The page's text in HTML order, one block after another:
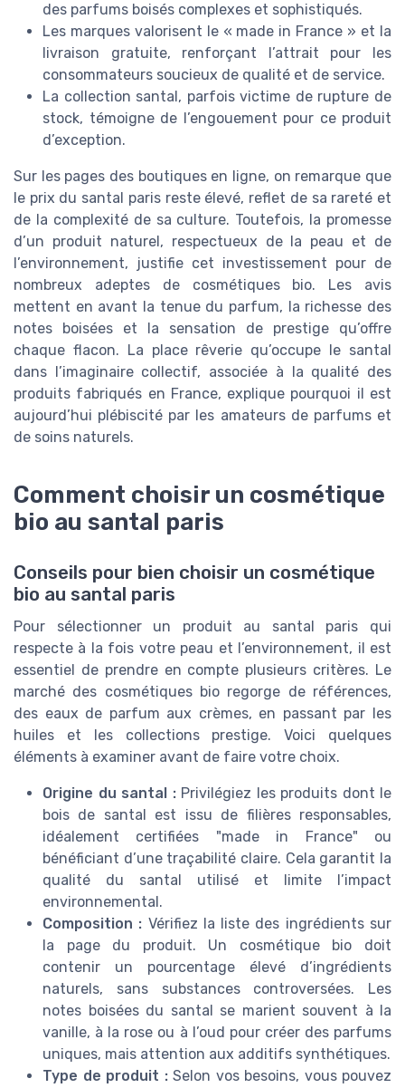
des parfums boisés complexes et sophistiqués.
Les marques valorisent le « made in France » et la
livraison gratuite, renforçant l’attrait pour les
consommateurs soucieux de qualité et de service.
La collection santal, parfois victime de rupture de
stock, témoigne de l’engouement pour ce produit
d’exception.
Sur les pages des boutiques en ligne, on remarque que
le prix du santal paris reste élevé, reflet de sa rareté et
de la complexité de sa culture. Toutefois, la promesse
d’un produit naturel, respectueux de la peau et de
l’environnement, justifie cet investissement pour de
nombreux adeptes de cosmétiques bio. Les avis
mettent en avant la tenue du parfum, la richesse des
notes boisées et la sensation de prestige qu’offre
chaque flacon. La place rêverie qu’occupe le santal
dans l’imaginaire collectif, associée à la qualité des
produits fabriqués en France, explique pourquoi il est
aujourd’hui plébiscité par les amateurs de parfums et
de soins naturels.
Comment choisir un cosmétique
bio au santal paris
Conseils pour bien choisir un cosmétique
bio au santal paris
Pour sélectionner un produit au santal paris qui
respecte à la fois votre peau et l’environnement, il est
essentiel de prendre en compte plusieurs critères. Le
marché des cosmétiques bio regorge de références,
des eaux de parfum aux crèmes, en passant par les
huiles et les collections prestige. Voici quelques
éléments à examiner avant de faire votre choix.
Origine du santal :Privilégiez les produits dont le
bois de santal est issu de filières responsables,
idéalement certifiées "made in France" ou
bénéficiant d’une traçabilité claire. Cela garantit la
qualité du santal utilisé et limite l’impact
environnemental.
Composition : Vérifiez la liste des ingrédients sur
la page du produit. Un cosmétique bio doit
contenir un pourcentage élevé d’ingrédients
naturels, sans substances controversées. Les
notes boisées du santal se marient souvent à la
vanille, à la rose ou à l’oud pour créer des parfums
uniques, mais attention aux additifs synthétiques.
Type de produit :Selon vos besoins, vous pouvez